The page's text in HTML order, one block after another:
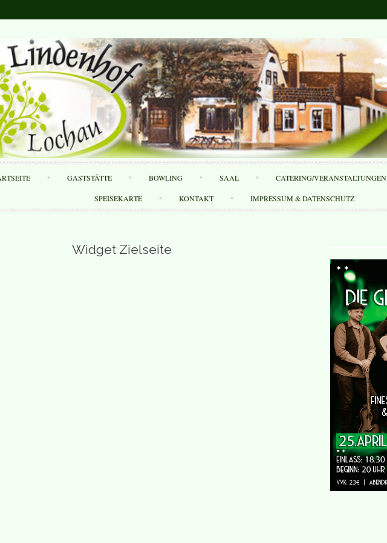
Skip
to
GASTSTÄTTE BOWLING SAAL CATERING/VERANSTALTUNGEN
SPEISEKARTE KONTAKT IMPRESSUM & DATENSCHUTZ
Widget Zielseite